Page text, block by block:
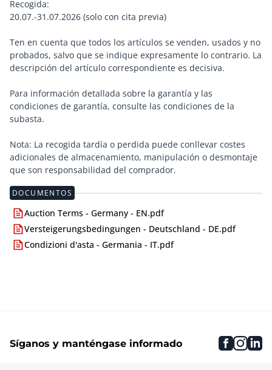
Recogida:
20.07.-31.07.2026 (solo con cita previa)
Ten en cuenta que todos los artículos se venden, usados y no
probados, salvo que se indique expresamente lo contrario. La
descripción del artículo correspondiente es decisiva.
Para información detallada sobre la garantía y las
condiciones de garantía, consulte las condiciones de la
subasta.
Nota: La recogida tardía o perdida puede conllevar costes
adicionales de almacenamiento, manipulación o desmontaje
que son responsabilidad del comprador.
DOCUMENTOS
Auction Terms - Germany - EN.pdf
Versteigerungsbedingungen - Deutschland - DE.pdf
Condizioni d'asta - Germania - IT.pdf
Síganos y manténgase informado